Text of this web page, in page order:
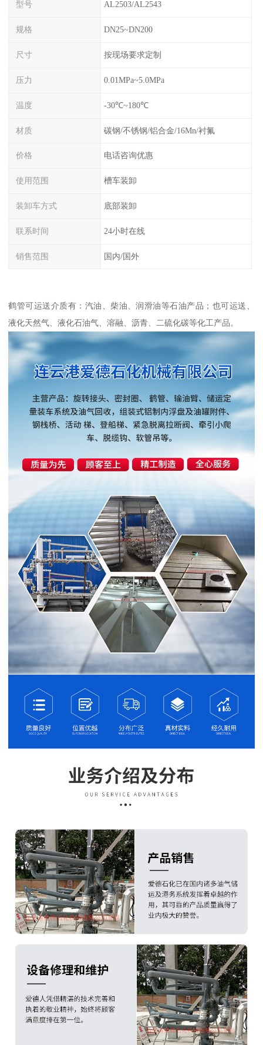
型号 AL2503/AL2543
规格 DN25~DN200
尺寸 按现场要求定制
压力 0.01MPa~5.0MPa
温度 -30℃~180℃
材质 碳钢/不锈钢/铝合金/16Mn/衬氟
价格 电话咨询优惠
使用范围 槽车装卸
装卸车方式 底部装卸
联系时间 24小时在线
销售范围 国内/国外
鹤管可运送介质有：汽油、柴油、润滑油等石油产品；也可运送、
液化天然气、液化石油气、溶融、沥青、二硫化碳等化工产品。